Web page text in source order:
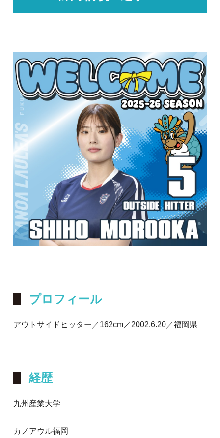
プロフィール
アウトサイドヒッター／162cm／2002.6.20／福岡県
経歴
九州産業大学
カノアウル福岡